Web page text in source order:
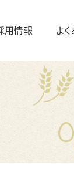
用情報 よ